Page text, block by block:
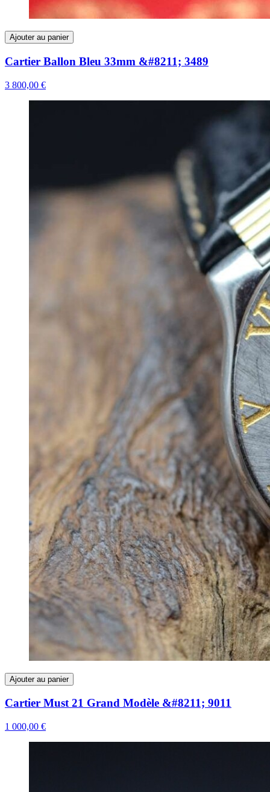
Ajouter au panier
Cartier Ballon Bleu 33mm &#8211; 3489
3 800,00 €
Ajouter au panier
Cartier Must 21 Grand Modèle &#8211; 9011
1 000,00 €